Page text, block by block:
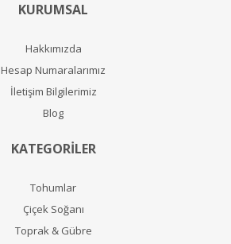
KURUMSAL
Hakkımızda
Hesap Numaralarımız
İletişim Bilgilerimiz
Blog
KATEGORİLER
Tohumlar
Çiçek Soğanı
Toprak & Gübre